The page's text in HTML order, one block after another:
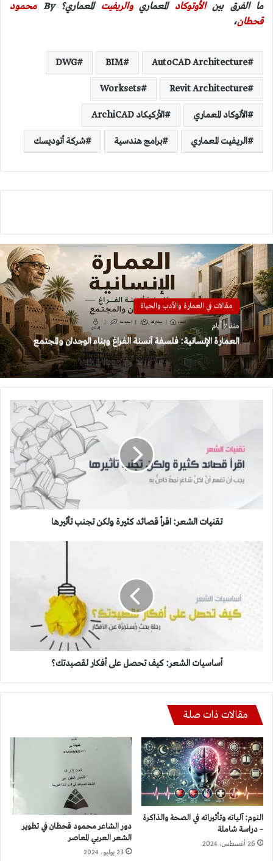
ما الفرق بينالأوتوكادالمعماريوالريفيتالمعماري؟ By
محمود
قحطان،
AutoCAD Architecture
BIM
DWG
Revit Architecture
Worksets
الأتوكاد المعماري الأركيكاد ArchiCAD
الريفيت المعماري برامج هندسية شركة أتوديسك
مقالات في العمارة والأدب والحياة
منذ 7 أيام
العمارة الإنسانية: فلسفة أنسنة الفراغ وبناء الوجدان والمجتمع
تقنيات الشعر: اقرأ قصائد كثيرة ولكن تجنب تأثيرها
أساسيات الشعر: كيف تحصل على أفكار لقصيدتك؟
مقالات ذات صلة
النوم: آلياته وتأثيراته في الصحة والذاكرة
– دراسة شاملة
26 أغسطس، 2024
دور الشاعر محمود قحطان في تطوير
الشعر العربي المعاصر
23 يوليو، 2024